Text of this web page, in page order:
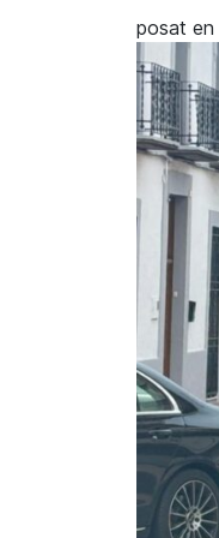
posat en